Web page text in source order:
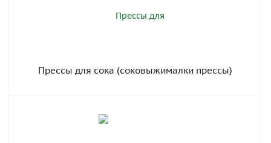
Прессы для сока (соковыжималки прессы)